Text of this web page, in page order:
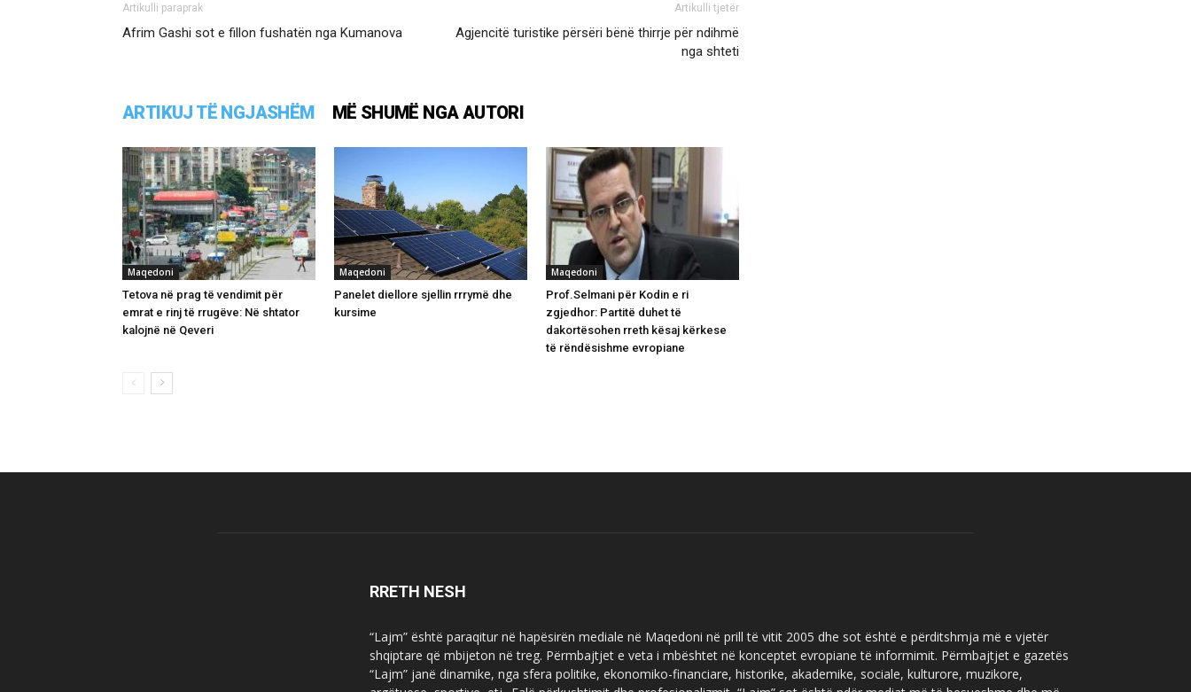
Artikulli paraprak
Afrim Gashi sot e fillon fushatën nga Kumanova
Artikulli tjetër
Agjencitë turistike përsëri bënë thirrje për ndihmë
nga shteti
ARTIKUJ TË NGJASHËM MË SHUMË NGA AUTORI
Maqedoni
Tetova në prag të vendimit për
emrat e rinj të rrugëve: Në shtator
kalojnë në Qeveri
Maqedoni
Panelet diellore sjellin rrrymë dhe
kursime
Maqedoni
Prof.Selmani për Kodin e ri
zgjedhor: Partitë duhet të
dakortësohen rreth kësaj kërkese
të rëndësishme evropiane
RRETH NESH
“Lajm” është paraqitur në hapësirën mediale në Maqedoni në prill të vitit 2005 dhe sot është e përditshmja më e vjetër
shqiptare që mbijeton në treg. Përmbajtjet e veta i mbështet në konceptet evropiane të informimit. Përmbajtjet e gazetës
“Lajm” janë dinamike, nga sfera politike, ekonomiko-financiare, historike, akademike, sociale, kulturore, muzikore,